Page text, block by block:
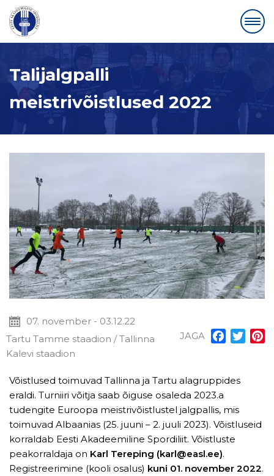
Talijalgpalli
meistrivõistlused 2022
07. november - 03.12.22
Tartu Tamme staadion / Tallinna
Kalevi staadion
JAGA Facebook
Võistlused toimuvad Tallinna ja Tartu alagruppides
eraldi. Turniiri võitja saab õiguse osaleda 2023.a
tudengite Euroopa meistrivõistlustel jalgpallis, mis
toimuvad Albaanias (25. juuni – 2. juuli 2023). Võistluseid
korraldab Eesti Akadeemiline Spordiliit. Võistluste
peakorraldaja on Karl Tereping (karl@easl.ee).
Registreerimine (kooli osalus) kuni 01. november 2022.